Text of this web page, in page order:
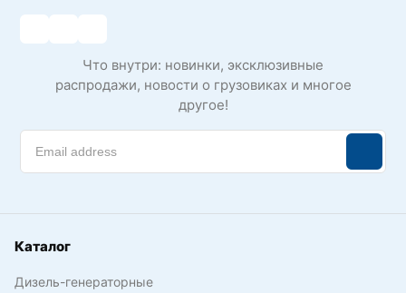
Что внутри: новинки, эксклюзивные
распродажи, новости о грузовиках и многое
другое!
Каталог
Дизель-генераторные